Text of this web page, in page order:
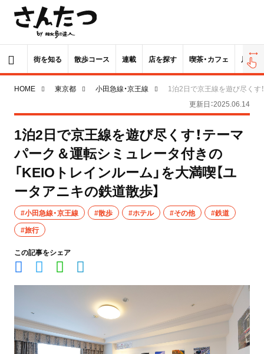
街を知る 散歩コース 連載 店を探す 喫茶・カフェ 居酒屋
HOME 東京都 小田急線・京王線
1泊2日で京王線を遊び尽くす
更新日：2025.06.14
1泊2日で京王線を遊び尽くす！テーマ
パーク＆運転シミュレータ付きの
「KEIOトレインルーム」を大満喫【ユ
ータアニキの鉄道散歩】
#小田急線・京王線 #散歩 #ホテル #その他
#鉄道
#旅行
この記事をシェア